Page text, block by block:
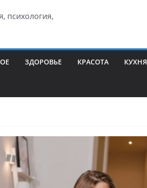
психология,
ЗДОРОВЬЕ КРАСОТА КУХНЯ